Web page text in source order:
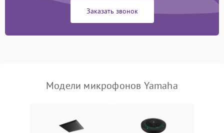
Неисправность модуля
беспроводных
микрофонов)
Заказать звонок
Модели микрофонов Yamaha